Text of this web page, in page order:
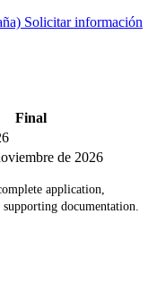
Solicitar información
Final
de 2026
application,
documentation.